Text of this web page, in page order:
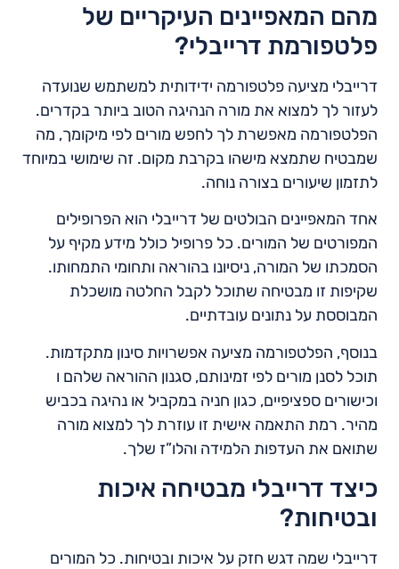
מהם המאפיינים העיקריים של
פלטפורמת דרייבלי?
דרייבלי מציעה פלטפורמה ידידותית למשתמש שנועדה
לעזור לך למצוא את מורה הנהיגה הטוב ביותר בקדרים.
הפלטפורמה מאפשרת לך לחפש מורים לפי מיקומך, מה
שמבטיח שתמצא מישהו בקרבת מקום. זה שימושי במיוחד
לתזמון שיעורים בצורה נוחה.
אחד המאפיינים הבולטים של דרייבלי הוא הפרופילים
המפורטים של המורים. כל פרופיל כולל מידע מקיף על
הסמכתו של המורה, ניסיונו בהוראה ותחומי התמחותו.
שקיפות זו מבטיחה שתוכל לקבל החלטה מושכלת
המבוססת על נתונים עובדתיים.
בנוסף, הפלטפורמה מציעה אפשרויות סינון מתקדמות.
תוכל לסנן מורים לפי זמינותם, סגנון ההוראה שלהם ו
וכישורים ספציפיים, כגון חניה במקביל או נהיגה בכביש
מהיר. רמת התאמה אישית זו עוזרת לך למצוא מורה
שתואם את העדפות הלמידה והלו”ז שלך.
כיצד דרייבלי מבטיחה איכות
ובטיחות?
דרייבלי שמה דגש חזק על איכות ובטיחות. כל המורים